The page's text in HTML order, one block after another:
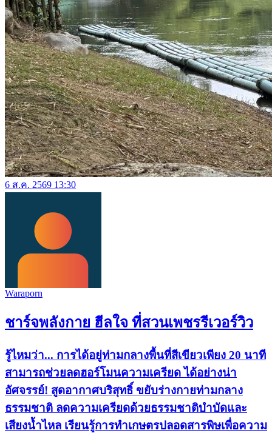
6 ส.ค. 2569 13:30
Waraporn
ชาร์จพลังกาย ฮีลใจ ที่สวนเพชรรีเวอร์วิว
รู้ไหมว่า... การได้อยู่ท่ามกลางพื้นที่สีเขียวเพียง 20 นาที
สามารถช่วยลดฮอร์โมนความเครียด ได้อย่างน่า
อัศจรรย์! สูดอากาศบริสุทธิ์ ขยับร่างกายท่ามกลาง
ธรรมชาติ ลดความเครียดด้วยธรรมชาติบำบัดและ
เสียงน้ำไหล เรียนรู้การทำเกษตรปลอดสารพิษเพื่อความ